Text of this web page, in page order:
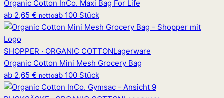
Organic Cotton InCo. Maxi Bag For Life
ab 2,65 € nettoab 100 Stück
SHOPPER · ORGANIC COTTONLagerware
Organic Cotton Mini Mesh Grocery Bag
ab 2,65 € nettoab 100 Stück